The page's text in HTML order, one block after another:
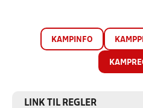
KAMPINFO
LINK TIL REGLER